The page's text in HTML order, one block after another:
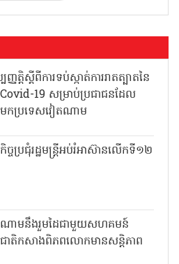
ញ្ញត្តិស្តីពីការទប់ស្កាត់ការរាតត្បាតនៃ
19 សម្រាប់ប្រជាជនដែល
កប្រទេសវៀតណាម
ច្ចប្រជុំរដ្ឋមន្ត្រីអប់រំអាស៊ានលើកទី១២
ណាមនឹងរួមដៃជាមួយសហគមន៍
ជាតិកសាងពិភពលោកមានសន្តិភាព